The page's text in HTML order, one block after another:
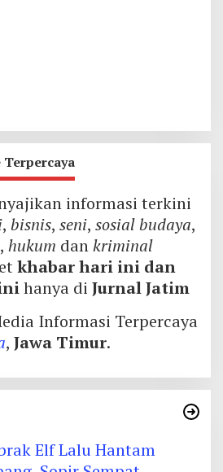
informasi terkini
, bisnis, seni, sosial budaya,
, hukum dankriminal
khabar hari ini dan
hanya di Jurnal Jatim
Informasi Terpercaya
, Jawa Timur.